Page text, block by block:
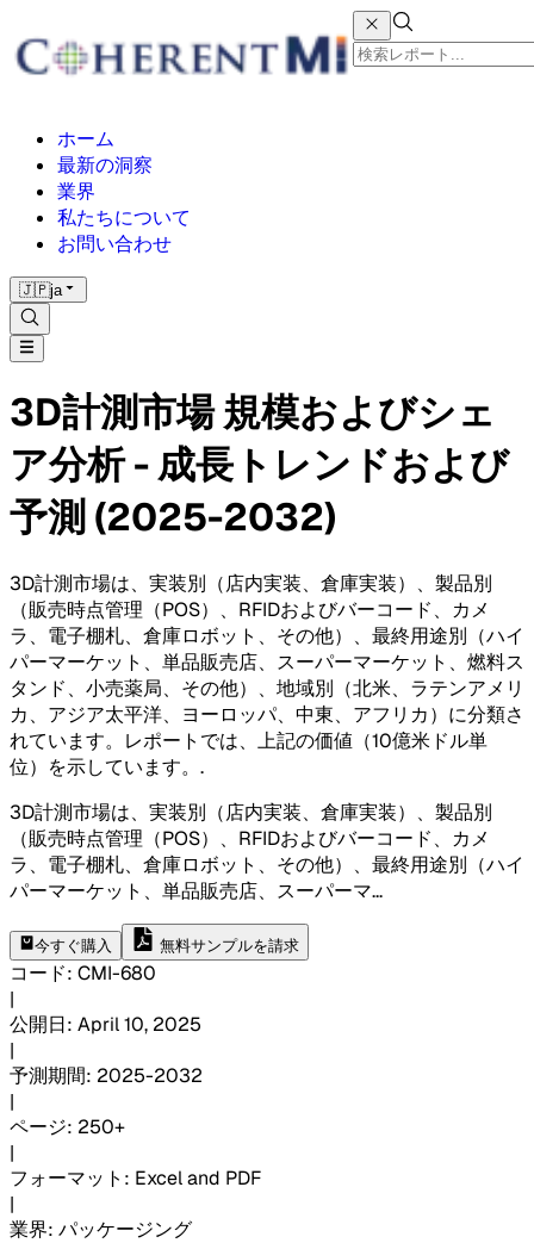
ホーム
最新の洞察
業界
私たちについて
お問い合わせ
🇯🇵ja
3D計測市場 規模およびシェ
ア分析 - 成長トレンドおよび
予測 (2025-2032)
3D計測市場は、実装別（店内実装、倉庫実装）、製品別
（販売時点管理（POS）、RFIDおよびバーコード、カメ
ラ、電子棚札、倉庫ロボット、その他）、最終用途別（ハイ
パーマーケット、単品販売店、スーパーマーケット、燃料ス
タンド、小売薬局、その他）、地域別（北米、ラテンアメリ
カ、アジア太平洋、ヨーロッパ、中東、アフリカ）に分類さ
れています。レポートでは、上記の価値（10億米ドル単
位）を示しています。 .
3D計測市場は、実装別（店内実装、倉庫実装）、製品別
（販売時点管理（POS）、RFIDおよびバーコード、カメ
ラ、電子棚札、倉庫ロボット、その他）、最終用途別（ハイ
パーマーケット、単品販売店、スーパーマ...
今すぐ購入 無料サンプルを請求
コード: CMI-680
|
公開日: April 10, 2025
|
予測期間: 2025-2032
|
ページ: 250+
|
フォーマット : Excel and PDF
|
業界: パッケージング